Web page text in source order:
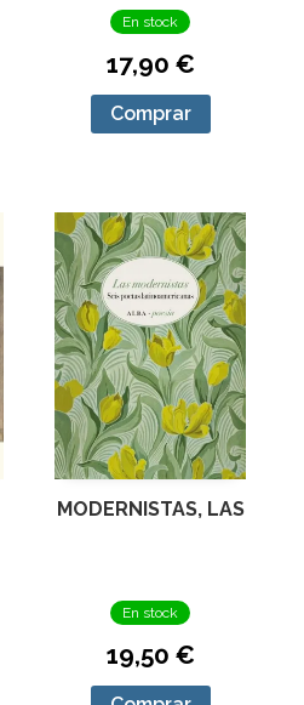
En stock
17,90 €
Comprar
MODERNISTAS, LAS
En stock
19,50 €